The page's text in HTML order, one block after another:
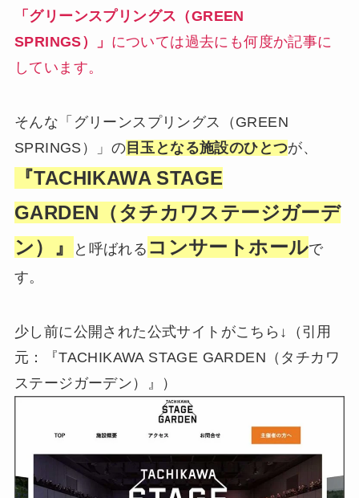
「グリーンスプリングス（GREEN
SPRINGS）」 については過去にも何度か記事に
しています。
そんな「グリーンスプリングス（GREEN
SPRINGS）」の目玉となる施設のひとつが、
『TACHIKAWA STAGE
GARDEN（タチカワステージガーデ
ン）』
と呼ばれる コンサートホールで
す。
少し前に公開された公式サイトがこちら↓（引用
元：『TACHIKAWA STAGE GARDEN（タチカワ
ステージガーデン）』）